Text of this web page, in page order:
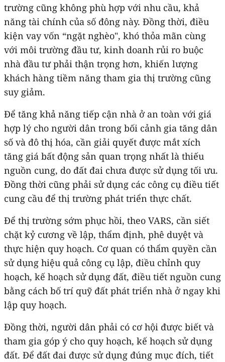
trường cũng không phù hợp với nhu cầu, khả
năng tài chính của số đông này. Đồng thời, điều
kiện vay vốn “ngặt nghèo", khó thỏa mãn cùng
với môi trường đầu tư, kinh doanh rủi ro buộc
nhà đầu tư phải thận trọng hơn, khiến lượng
khách hàng tiềm năng tham gia thị trường cũng
suy giảm.
Để tăng khả năng tiếp cận nhà ở an toàn với giá
hợp lý cho người dân trong bối cảnh gia tăng dân
số và đô thị hóa, cần giải quyết được mắt xích
tăng giá bất động sản quan trọng nhất là thiếu
nguồn cung, do đất đai chưa được sử dụng tối ưu.
Đồng thời cũng phải sử dụng các công cụ điều tiết
cung cầu để thị trường phát triển thực chất.
Để thị trường sớm phục hồi, theo VARS, cần siết
chặt kỷ cương về lập, thẩm định, phê duyệt và
thực hiện quy hoạch. Cơ quan có thẩm quyền cần
sử dụng hiệu quả công cụ lập, điều chỉnh quy
hoạch, kế hoạch sử dụng đất, điều tiết nguồn cung
bằng cách bố trí quỹ đất phát triển nhà ở ngay khi
lập quy hoạch.
Đồng thời, người dân phải có cơ hội được biết và
tham gia góp ý cho quy hoạch, kế hoạch sử dụng
đất. Để đất đai được sử dụng đúng mục đích, tiết